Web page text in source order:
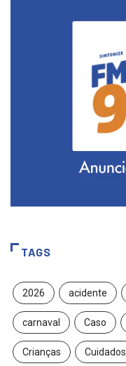
TAGS
2026 acidente
carnaval Caso
Crianças Cuidados